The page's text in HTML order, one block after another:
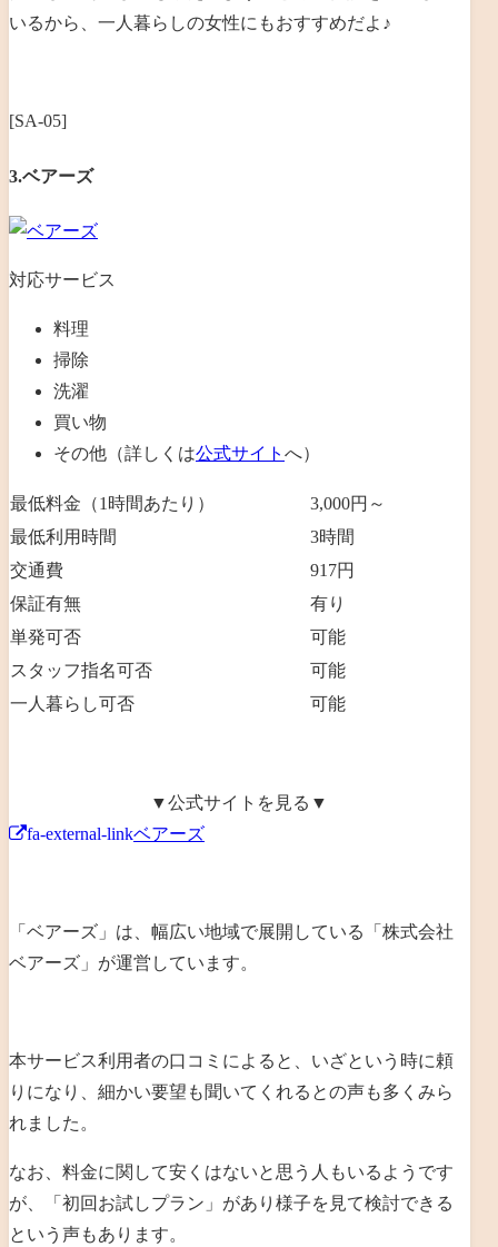
いるから、一人暮らしの女性にもおすすめだよ♪
[SA-05]
3.ベアーズ
対応サービス
料理
掃除
洗濯
買い物
その他（詳しくは公式サイト へ）
最低料金（1時間あたり）
3,000円～
最低利用時間
3時間
交通費
917円
保証有無
有り
単発可否
可能
スタッフ指名可否
可能
一人暮らし可否
可能
▼公式サイトを見る▼
fa-external-linkベアーズ
「ベアーズ」は、幅広い地域で展開している「 株式会社
ベアーズ 」が運営しています。
本サービス利用者の口コミによると、いざという時に頼
りになり、細かい要望も聞いてくれるとの声も多くみら
れました。
なお、料金に関して安くはないと思う人もいるようです
が、「初回お試しプラン」があり様子を見て検討できる
という声もあります。